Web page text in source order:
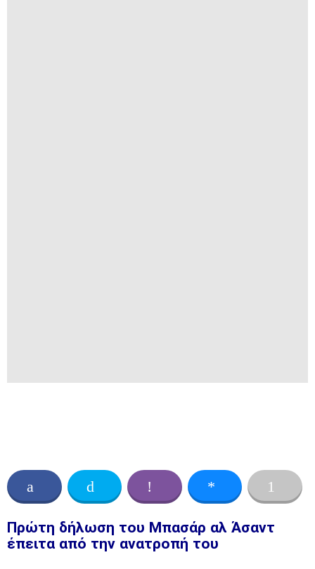
Πρώτη δήλωση του Μπασάρ αλ Άσαντ
έπειτα από την ανατροπή του